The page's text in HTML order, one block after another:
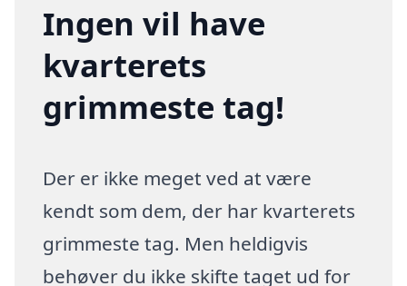
Ingen vil have
kvarterets
grimmeste tag!
Der er ikke meget ved at være
kendt som dem, der har kvarterets
grimmeste tag. Men heldigvis
behøver du ikke skifte taget ud for